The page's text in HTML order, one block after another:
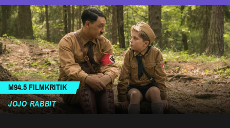
M94.5 FILMKRITIK
JOJO RABBIT